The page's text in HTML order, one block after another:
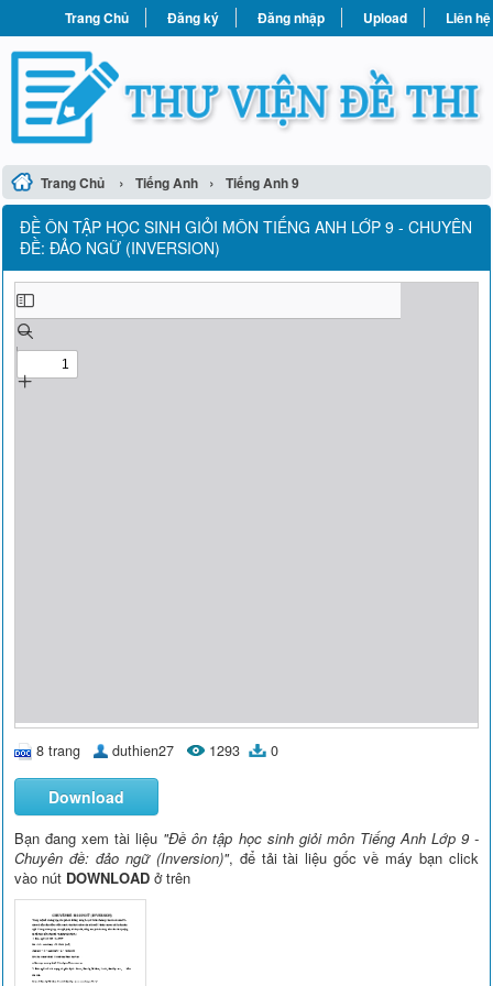
Trang Chủ Đăng ký Đăng nhập Upload Liên hệ
Trang Chủ › Tiếng Anh › Tiếng Anh 9
ĐỀ ÔN TẬP HỌC SINH GIỎI MÔN TIẾNG ANH LỚP 9 - CHUYÊN
ĐỀ: ĐẢO NGỮ (INVERSION)
8 trang duthien27 1293 0
Download
Bạn đang xem tài liệu "Đề ôn tập học sinh giỏi môn Tiếng Anh Lớp 9 -
Chuyên đề: đảo ngữ (Inversion)", để tải tài liệu gốc về máy bạn click
vào nút DOWNLOAD ở trên